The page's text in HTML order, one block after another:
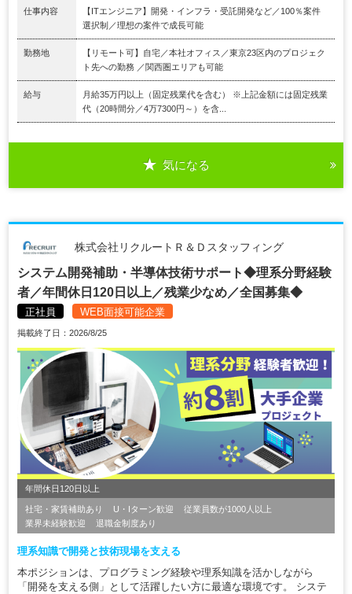
仕事内容
【ITエンジニア】開発・インフラ・受託開発など／100％案件
選択制／理想の案件で成長可能
勤務地
【リモート可】自宅／本社オフィス／東京23区内のプロジェク
ト先への勤務 ／関西圏エリアも可能
給与
月給35万円以上（固定残業代を含む） ※上記金額には固定残業
代（20時間分／4万7300円～）を含...
気になる
株式会社リクルートＲ＆Ｄスタッフィング
システム開発補助・半導体技術サポート◆理系分野経験
者／年間休日120日以上／残業少なめ／全国募集◆
正社員 WEB面接可能企業
掲載終了日：2026/8/25
年間休日120日以上
社宅・家賃補助あり U・Iターン歓迎
従業員数が1000人以上
業界未経験歓迎
退職金制度あり
理系知識で開発と技術現場を支える
本ポジションは、プログラミング経験や理系知識を活かしながら
「開発を支える側」として活躍したい方に最適な環境です。 システ